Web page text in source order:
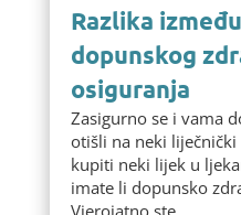
Razlika
dopunskog
osiguranja
Zasigurno se i vama
otišli na neki
kupiti neki lijek u
imate li dopunsko